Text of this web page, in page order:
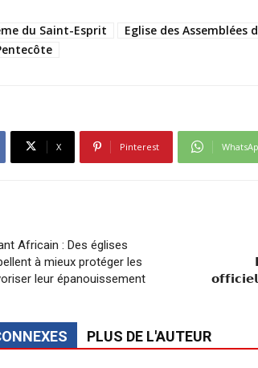
du Saint-Esprit
Eglise des Assemblées
X Pinterest
Africain : Des églises
à mieux protéger les
leur épanouissement
PLUS DE L'AUTEUR